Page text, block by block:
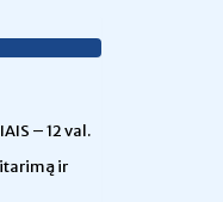
– 12 val.
ir